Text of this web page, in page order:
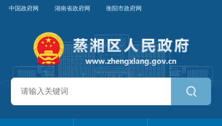
中国政府网 湖南省政府网 衡阳市政府网